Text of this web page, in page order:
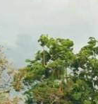
los